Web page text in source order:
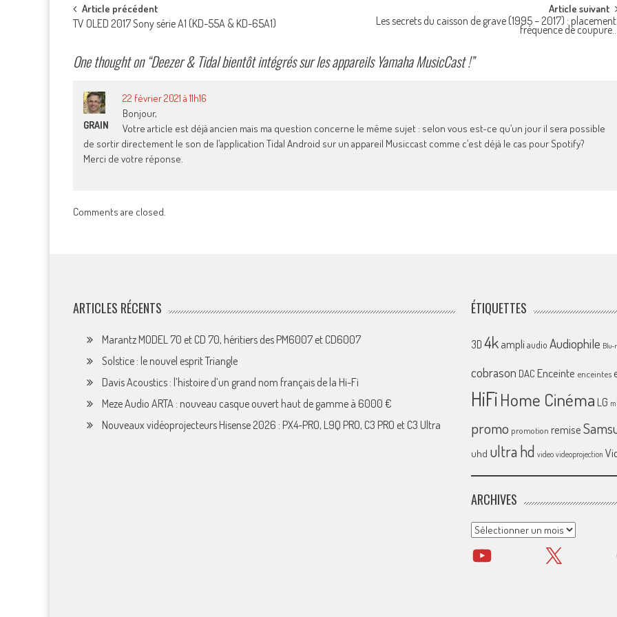
Post
navigation
Article précédent
TV OLED 2017 Sony série A1 (KD-55A & KD-65A1)
Article suivant
Les secrets du caisson de grave (1995 – 2017) :
fréquence de
One thought on “Deezer & Tidal bientôt intégrés sur les appareils Yamaha MusicCast !”
GRAIN
22 février 2021 à 11h16
Bonjour,
Votre article est déjà ancien mais ma question concerne le même sujet : selon vous est-ce qu’un jour il sera possible
de sortir directement le son de l’application Tidal Android sur un appareil Musiccast comme c’est déjà le cas pour Spotify?
Merci de votre réponse.
Comments are closed.
ARTICLES RÉCENTS
Marantz MODEL 70 et CD 70, héritiers des PM6007 et CD6007
Solstice : le nouvel esprit Triangle
Davis Acoustics : l’histoire d’un grand nom français de la Hi-Fi
Meze Audio ARTA : nouveau casque ouvert haut de gamme à 6000 €
Nouveaux vidéoprojecteurs Hisense 2026 : PX4-PRO, L9Q PRO, C3 PRO et C3 Ultra
ÉTIQUETTES
3D 4k ampliaudio Audiophile Blu-
cobrason DAC Enceinte enceintes
HiFiHome Cinéma LG
promo promotion remise
uhd ultra hd video videoprojection
ARCHIVES
Archives
YouTube X